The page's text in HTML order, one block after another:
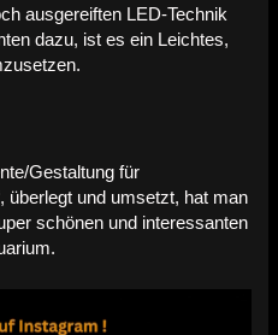
ausgereiften LED-Technik
dazu, ist es ein Leichtes,
Gestaltung für
überlegt und umsetzt, hat man
schönen und interessanten